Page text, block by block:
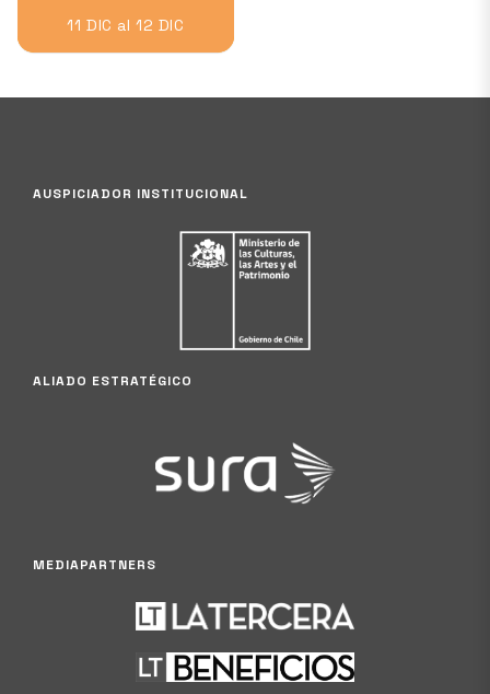
11 DIC al 12 DIC
AUSPICIADOR INSTITUCIONAL
ALIADO ESTRATÉGICO
MEDIAPARTNERS